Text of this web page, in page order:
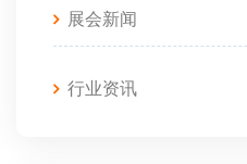
展会新闻
行业资讯